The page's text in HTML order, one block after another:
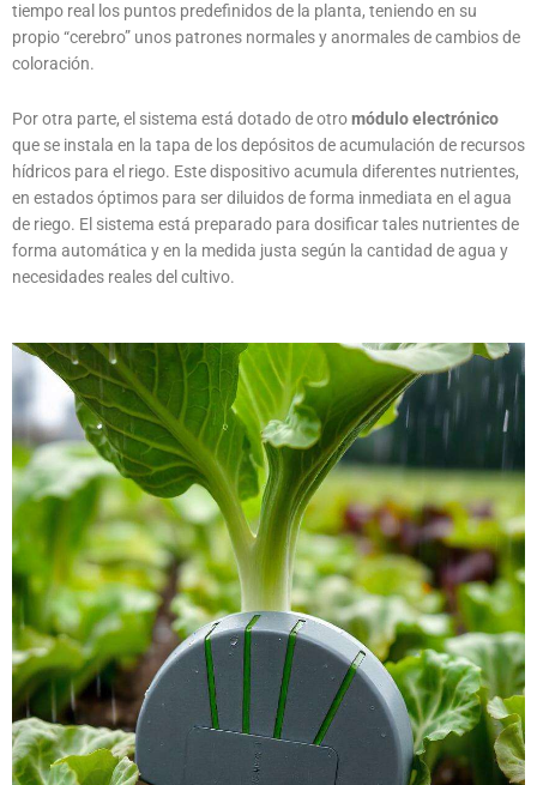
tiempo real los puntos predefinidos de la planta, teniendo en su
propio “cerebro” unos patrones normales y anormales de cambios de
coloración.
Por otra parte, el sistema está dotado de otromódulo electrónico
que se instala en la tapa de los depósitos de acumulación de recursos
hídricos para el riego. Este dispositivo acumula diferentes nutrientes,
en estados óptimos para ser diluidos de forma inmediata en el agua
de riego. El sistema está preparado para dosificar tales nutrientes de
forma automática y en la medida justa según la cantidad de agua y
necesidades reales del cultivo.